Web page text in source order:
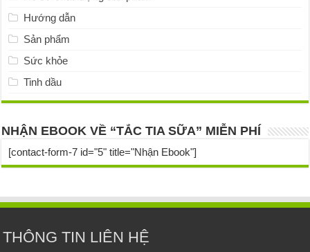
Hướng dẫn
Sản phẩm
Sức khỏe
Tinh dầu
NHẬN EBOOK VỀ “TẮC TIA SỮA” MIỄN PHÍ
[contact-form-7 id="5" title="Nhận Ebook"]
THÔNG TIN LIÊN HỆ